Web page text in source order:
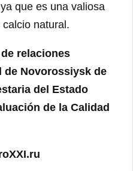
que es una valiosa
natural.
relaciones
de Novorossiysk de
del Estado
de la Calidad